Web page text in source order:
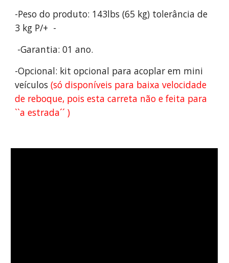
-Peso do produto: 143lbs (65 kg) tolerância de
3 kg P/+ -
-Garantia: 01 ano.
-Opcional: kit opcional para acoplar em mini
veículos(só disponíveis para baixa velocidade
de reboque, pois esta carreta não e feita para
``a estrada´´ )